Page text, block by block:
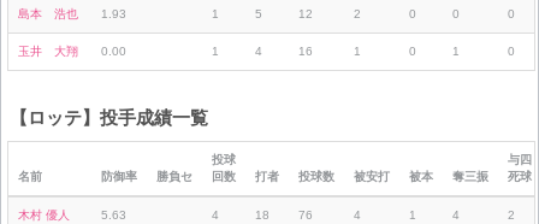
島本 浩也 1.93 1 5 12 2 0 0 0
玉井 大翔 0.00 1 4 16 1 0 1 0
【ロッテ】投手成績一覧
名前 防御率 勝負セ
投球
回数
打者 投球数 被安打 被本 奪三振
与四
死球
木村 優人 5.63 4 18 76 4 1 4 2